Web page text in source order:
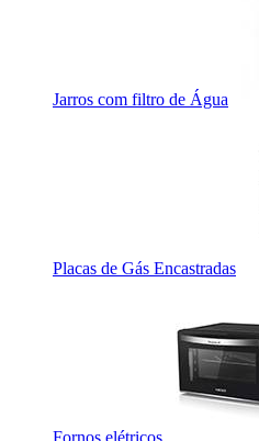
Jarros com filtro de Água
Placas de Gás Encastradas
Fornos elétricos